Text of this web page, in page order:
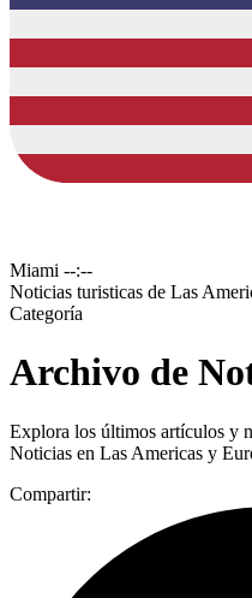
Miami --:--
Noticias turisticas de Las
Categoría
Archivo de
Explora los últimos artículos y
Noticias en Las Americas y
Compartir: